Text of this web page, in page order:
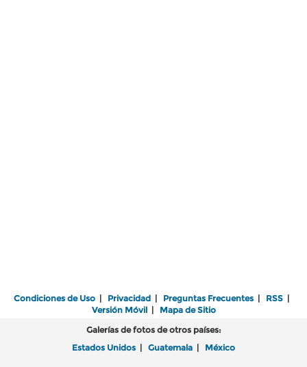
Condiciones de Uso | Privacidad | Preguntas Frecuentes | RSS |
Versión Móvil| Mapa de Sitio
Galerías de fotos de otros países:
Estados Unidos | Guatemala | México